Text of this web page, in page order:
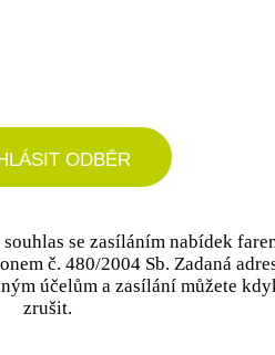
ODBĚR
se zasíláním nabídek
č. 480/2004 Sb. Zadaná
účelům a zasílání můžete
zrušit.